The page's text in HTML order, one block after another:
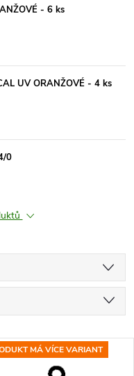
- 6 ks
UV ORANŽOVÉ - 4 ks
0
MÁ VÍCE VARIANT